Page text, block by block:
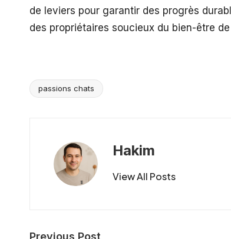
de leviers pour garantir des progrès
des propriétaires soucieux du bien-être
Tags:
passions chats
Hakim
View All Posts
Previous Post